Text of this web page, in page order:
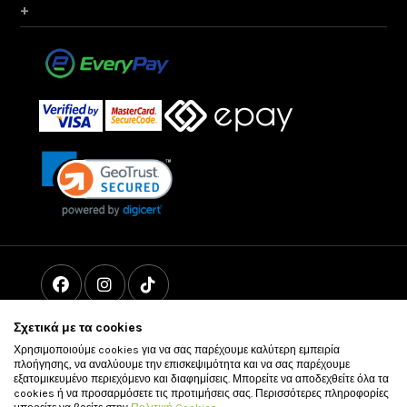
+
Σχετικά με τα cookies
Χρησιμοποιούμε cookies για να σας παρέχουμε καλύτερη εμπειρία
πλοήγησης, να αναλύουμε την επισκεψιμότητα και να σας παρέχουμε
εξατομικευμένο περιεχόμενο και διαφημίσεις. Μπορείτε να αποδεχθείτε όλα τα
cookies ή να προσαρμόσετε τις προτιμήσεις σας. Περισσότερες πληροφορίες